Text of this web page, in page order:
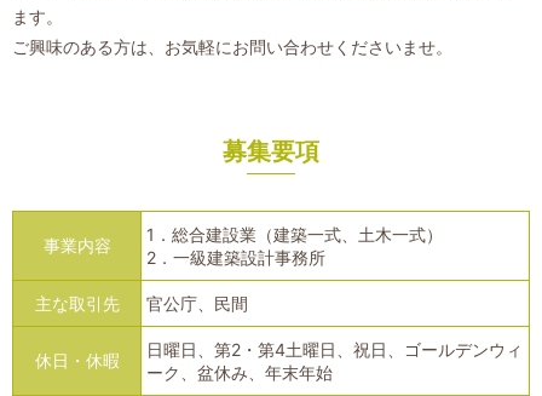
ます。
ご興味のある方は、お気軽にお問い合わせくださいませ。
募集要項
事業内容
1．総合建設業（建築一式、土木一式）
2．一級建築設計事務所
主な取引先 官公庁、民間
休日・休暇
日曜日、第2・第4土曜日、祝日、ゴールデンウィ
ーク、盆休み、年末年始